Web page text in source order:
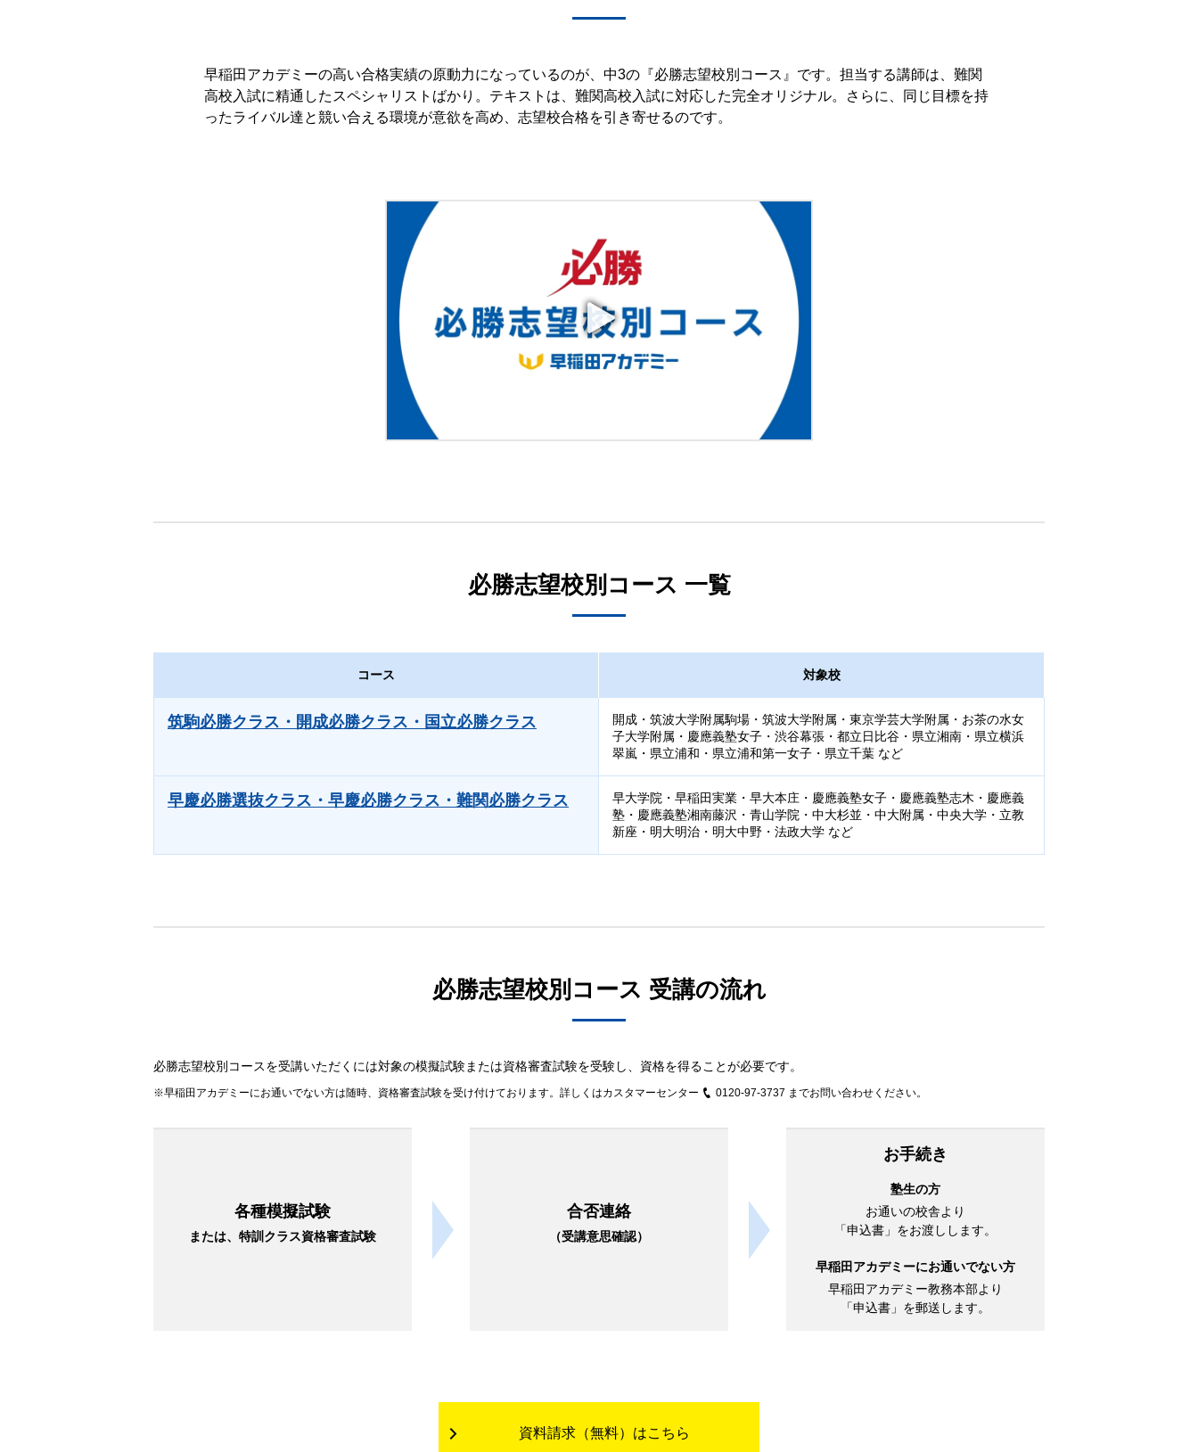
早稲田アカデミーの高い合格実績の原動力になっているのが、中3の『必勝志望校別コース』です。担当する講師は、難関
高校入試に精通したスペシャリストばかり。テキストは、難関高校入試に対応した完全オリジナル。さらに、同じ目標を持
ったライバル達と競い合える環境が意欲を高め、志望校合格を引き寄せるのです。
必勝志望校別コース 一覧
コース 対象校
筑駒必勝クラス・開成必勝クラス・国立必勝クラス
開成・筑波大学附属駒場・筑波大学附属・東京学芸大学附属・お茶の水女
子大学附属・慶應義塾女子・渋谷幕張・都立日比谷・県立湘南・県立横浜
翠嵐・県立浦和・県立浦和第一女子・県立千葉 など
早慶必勝選抜クラス・早慶必勝クラス・難関必勝クラス
早大学院・早稲田実業・早大本庄・慶應義塾女子・慶應義塾志木・慶應義
塾・慶應義塾湘南藤沢・青山学院・中大杉並・中大附属・中央大学・立教
新座・明大明治・明大中野・法政大学 など
必勝志望校別コース 受講の流れ
必勝志望校別コースを受講いただくには対象の模擬試験または資格審査試験を受験し、資格を得ることが必要です。
早稲田アカデミーにお通いでない方は随時、資格審査試験を受け付けております。詳しくはカスタマーセンター 0120-97-3737 までお問い合わせください。
各種模擬試験
または、特訓クラス資格審査試験
合否連絡
（受講意思確認）
お手続き
塾生の方
お通いの校舎より
「申込書」をお渡しします。
早稲田アカデミーにお通いでない方
早稲田アカデミー教務本部より
「申込書」を郵送します。
資料請求（無料）はこちら